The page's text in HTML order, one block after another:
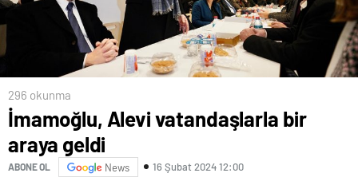
296 okunma
İmamoğlu, Alevi vatandaşlarla bir
araya geldi
ABONE OL News 16 Şubat 2024 12:00